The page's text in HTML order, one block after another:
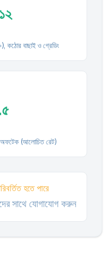
বাছাই ও গ্রেডিং
অফটেক (আলোচিত রেট)
হতে পারে
সাথে যোগাযোগ করুন